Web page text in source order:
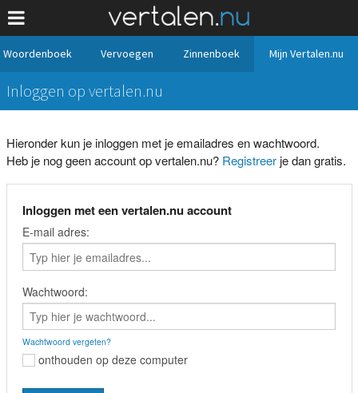
Woordenboek Vervoegen Zinnenboek Mijn Vertalen.nu
Inloggen op vertalen.nu
Hieronder kun je inloggen met je emailadres en wachtwoord.
Heb je nog geen account op vertalen.nu? Registreerje dan gratis.
Inloggen met een vertalen.nu account
E-mail adres:
Wachtwoord:
Wachtwoord vergeten?
onthouden op deze computer